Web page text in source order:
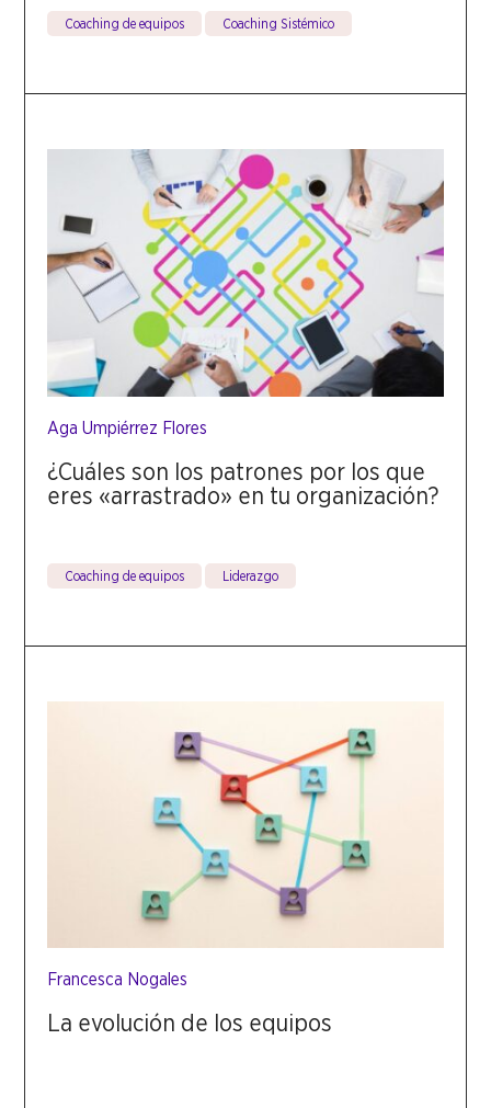
Coaching de equipos Coaching Sistémico
Aga Umpiérrez Flores
¿Cuáles son los patrones por los que
eres «arrastrado» en tu organización?
Coaching de equipos Liderazgo
Francesca Nogales
La evolución de los equipos